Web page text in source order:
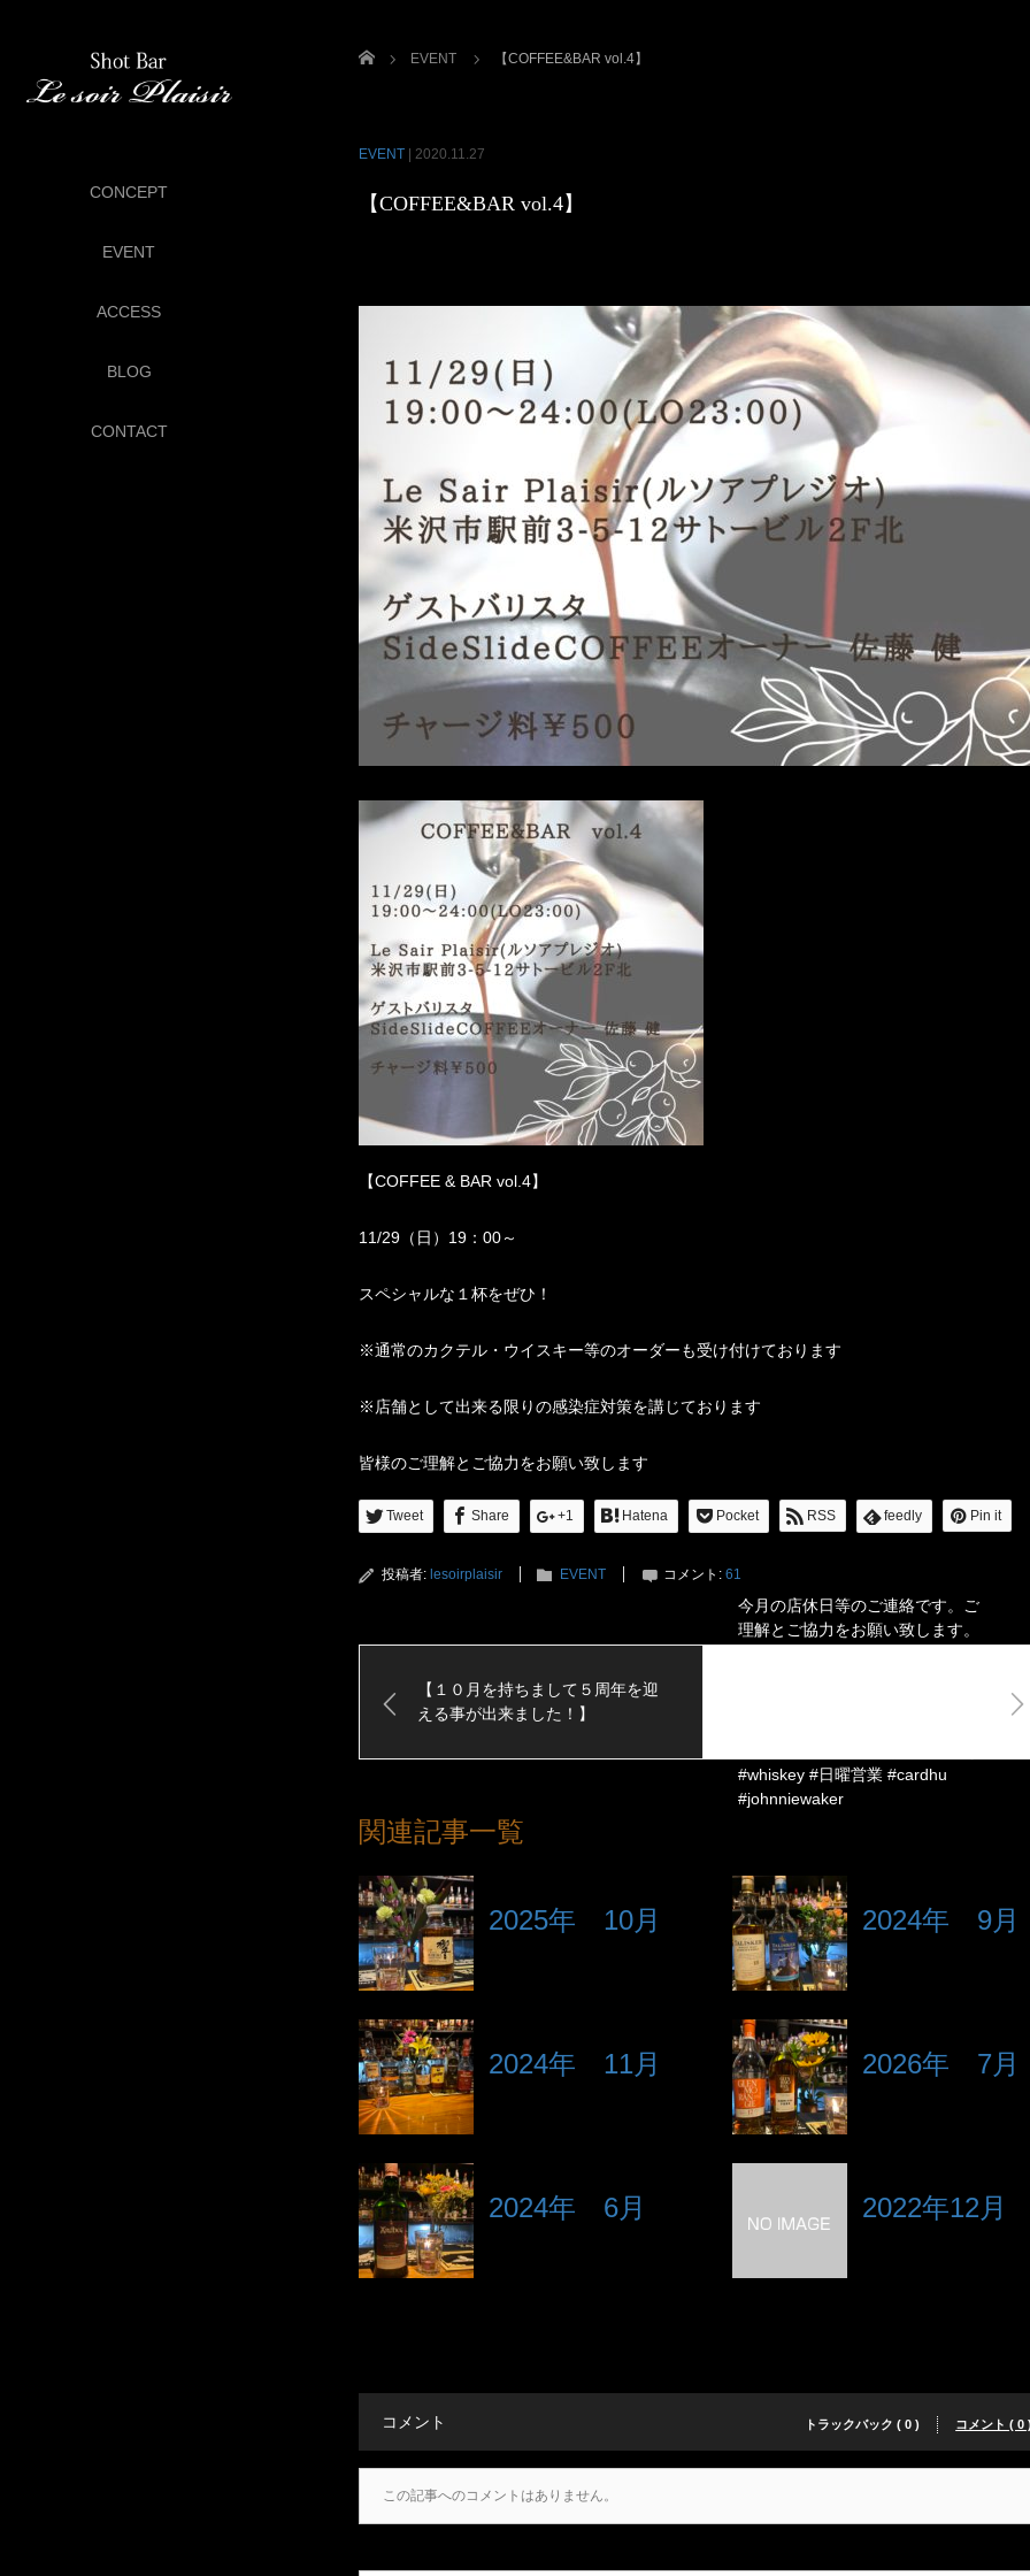
CONCEPT
EVENT
ACCESS
BLOG
CONTACT
ホーム EVENT 【COFFEE&BAR vol.4】
EVENT| 2020.11.27
【COFFEE&BAR vol.4】
【COFFEE & BAR vol.4】
11/29（日）19：00～
スペシャルな１杯をぜひ！
※通常のカクテル・ウイスキー等のオーダーも受け付けております
※店舗として出来る限りの感染症対策を講じております
皆様のご理解とご協力をお願い致します
Tweet Share +1 Hatena Pocket RSS feedly Pin it
投稿者: lesoirplaisir EVENT コメント: 61
【１０月を持ちまして５周年を迎
える事が出来ました！】
今月の店休日等のご連絡です。ご
理解とご協力をお願い致します。
#whiskey #日曜営業 #cardhu
#johnniewaker
関連記事一覧
2025年 10月 2024年 9月
2024年 11月 2026年 7月
2024年 6月 2022年12月
コメント トラックバック ( 0 ) コメント ( 0
この記事へのコメントはありません。